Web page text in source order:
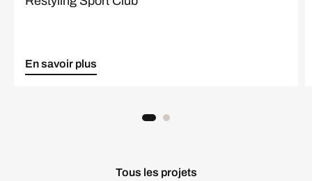
En savoir plus
Tous les projets